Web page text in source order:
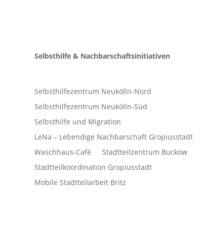
Selbsthilfe & Nachbarschaftsinitiativen
Selbsthilfezentrum Neukölln-Nord
Selbsthilfezentrum Neukölln-Süd
Selbsthilfe und Migration
LeNa – Lebendige Nachbarschaft Gropiusstadt
Waschhaus-Café
Stadtteilzentrum Buckow
Stadtteilkoordination Gropiusstadt
Mobile Stadtteilarbeit Britz